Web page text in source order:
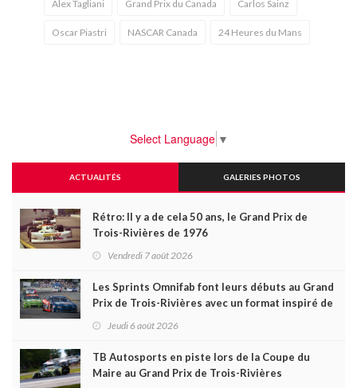
Alex Tagliani Grand Prix du Canada Carlos Sainz
Oscar Piastri NASCAR Canada 24 Heures du Mans
Select Language ▼
ACTUALITÉS GALERIES PHOTOS
Rétro: Il y a de cela 50 ans, le Grand Prix de
Trois-Rivières de 1976
Vendredi 7 août 2026
Les Sprints Omnifab font leurs débuts au Grand
Prix de Trois-Rivières avec un format inspiré de
Jeudi 6 août 2026
TB Autosports en piste lors de la Coupe du
Maire au Grand Prix de Trois-Rivières